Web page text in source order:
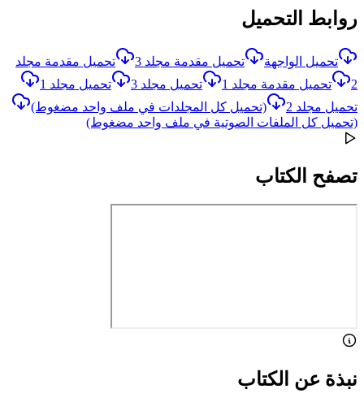
روابط التحميل
تحميل الواجهة تحميل مقدمة مجلد 3
تحميل مقدمة مجلد
2
تحميل مقدمة مجلد 1 تحميل مجلد 3
تحميل مجلد 1
تحميل مجلد 2
(تحميل كل المجلدات في ملف واحد مضغوط)
(تحميل كل الملفات الصوتية في ملف واحد مضغوط)
تصفح الكتاب
نبذة عن الكتاب